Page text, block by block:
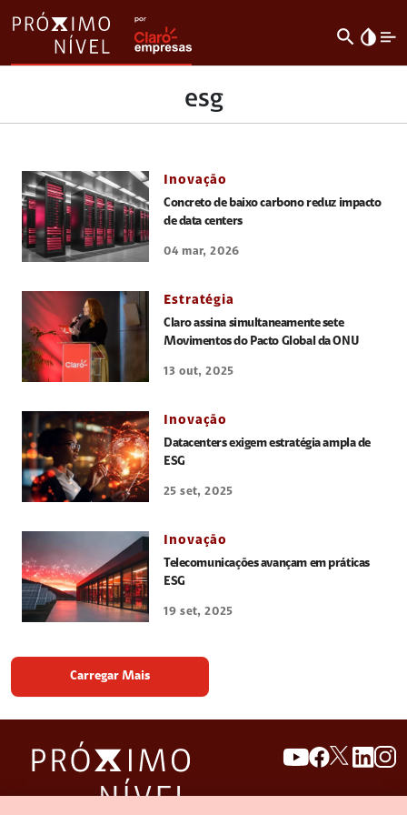
search invert_colors
esg
Inovação
Concreto de baixo carbono reduz impacto
de data centers
04 mar, 2026
Estratégia
Claro assina simultaneamente sete
Movimentos do Pacto Global da ONU
13 out, 2025
Inovação
Datacenters exigem estratégia ampla de
ESG
25 set, 2025
Inovação
Telecomunicações avançam em práticas
ESG
19 set, 2025
Carregar Mais